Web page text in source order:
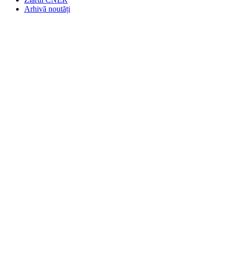
Arhivă noutăți